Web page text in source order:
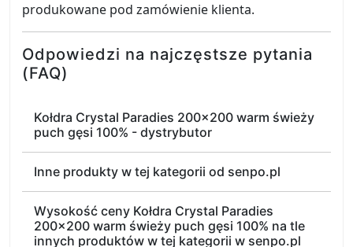
produkowane pod zamówienie klienta.
Odpowiedzi na najczęstsze pytania
(FAQ)
Kołdra Crystal Paradies 200x200 warm świeży
puch gęsi 100% - dystrybutor
Inne produkty w tej kategorii od senpo.pl
Wysokość ceny Kołdra Crystal Paradies
200x200 warm świeży puch gęsi 100% na tle
innych produktów w tej kategorii w senpo.pl